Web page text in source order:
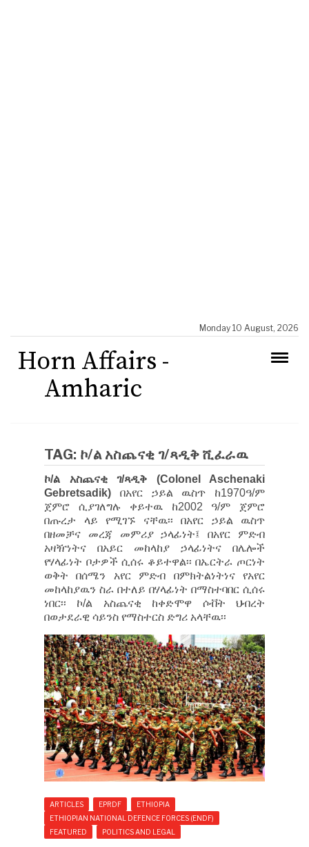
Monday 10 August, 2026
Horn Affairs -
Amharic
TAG: ኮ/ል አስጨናቂ ገ/ጻዲቅ ሺፈራዉ
ኮ/ል አስጨናቂ ገ/ጻዲቅ (Colonel Aschenaki
Gebretsadik) በአየር ኃይል ዉስጥ ከ1970ዓ/ም
ጀምሮ ሲያገለግሉ ቀይተዉ ከ2002 ዓ/ም ጀምሮ
በጡረታ ላይ የሚገኙ ናቸዉ፡፡ በአየር ኃይል ዉስጥ
በዘመቻና መረጃ መምሪያ ኃላፊነት፤ በአየር ምድብ
አዛዥነትና በአይር መከላከያ ኃላፊነትና በሌሎች
የሃላፊነት ቦታዎች ሲሰሩ ቆይተዋል፡፡ በኤርትራ ጦርነት
ወቅት በሰሜን አየር ምድብ በምክትልነትነና የአየር
መከላከያዉን ስራ በተለይ በሃላፊነት በማስተባበር ሲሰሩ
ነበር፡፡ ኮ/ል አስጨናቂ ከቀድሞዋ ሶቭት ህብረት
በወታደራዊ ሳይንስ የማስተርስ ድግሪ አላቸዉ፡፡
ARTICLES EPRDF
ETHIOPIA
ETHIOPIAN NATIONAL DEFENCE FORCES (ENDF)
FEATURED
POLITICS AND LEGAL